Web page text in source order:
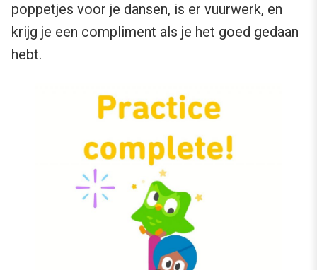
poppetjes voor je dansen, is er vuurwerk, en
krijg je een compliment als je het goed gedaan
hebt.